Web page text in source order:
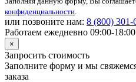
конфиденциальности.
или позвоните нам: 8 (800) 301-
Работаем ежедневно 09:00-18:00
×
Запросить стоимость
Заполните форму и мы
заказа